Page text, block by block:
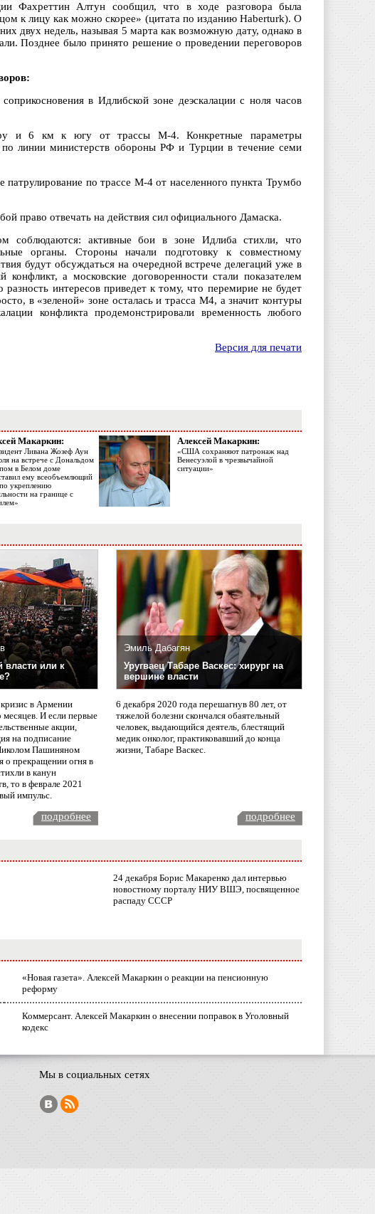
Фахреттин Алтун сообщил, что в ходе разговора была
к лицу как можно скорее» (цитата по изданию Haberturk). О
двух недель, называя 5 марта как возможную дату, однако в
Позднее было принято решение о проведении переговоров
в Идлибской зоне деэскалации с ноля часов
и 6 км к югу от трассы М-4. Конкретные параметры
по линии министерств обороны РФ и Турции в течение семи
патрулирование по трассе М-4 от населенного пункта Трумбо
право отвечать на действия сил официального Дамаска.
соблюдаются: активные бои в зоне Идлиба стихли, что
органы. Стороны начали подготовку к совместному
будут обсуждаться на очередной встрече делегаций уже в
а московские договоренности стали показателем
интересов приведет к тому, что перемирие не будет
в «зеленой» зоне осталась и трасса М4, а значит контуры
конфликта продемонстрировали временность любого
Версия для печати
Макаркин:
Ливана Жозеф Аун
на встрече с Дональдом
в Белом доме
ему всеобъемлющий
укреплению
на границе с
Алексей Макаркин:
«США сохраняют патронаж над
Венесуэлой в чрезвычайной
ситуации»
власти или к
в Армении
И если первые
акции,
на подписание
Пашиняном
о прекращении огня в
в канун
то в феврале 2021
импульс.
Эмиль Дабагян
Уругваец Табаре Васкес: хирург на
вершине власти
6 декабря 2020 года перешагнув 80 лет, от
тяжелой болезни скончался обаятельный
человек, выдающийся деятель, блестящий
медик онколог, практиковавший до конца
жизни, Табаре Васкес.
подробнее подробнее
24 декабря Борис Макаренко дал интервью
новостному порталу НИУ ВШЭ, посвященное
распаду СССР
«Новая газета». Алексей Макаркин о реакции на пенсионную
реформу
Коммерсант. Алексей Макаркин о внесении поправок в Уголовный
кодекс
Мы в социальных сетях